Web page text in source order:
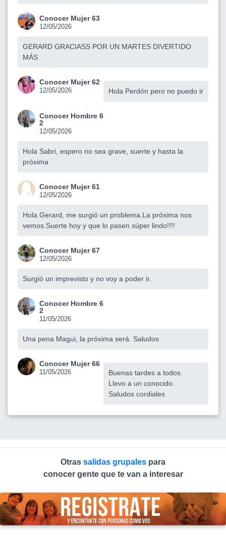
Conocer Mujer 63
12/05/2026
GERARD GRACIASS POR UN MARTES DIVERTIDO
MÁS
Conocer Mujer 62
12/05/2026 Hola Perdón pero no puedo ir
Conocer Hombre 6
2
12/05/2026
Hola Sabri, espero no sea grave, suerte y hasta la
próxima
Conocer Mujer 61
12/05/2026
Hola Gerard, me surgió un problema.La próxima nos
vemos.Suerte hoy y que lo pasen súper lindo!!!!
Conocer Mujer 67
12/05/2026
Surgió un imprevisto y no voy a poder ir.
Conocer Hombre 6
2
11/05/2026
Una pena Magui, la próxima será. Saludos
Conocer Mujer 66
11/05/2026
Buenas tardes a todos.
Llevo a un conocido.
Saludos cordiales
Otras salidas grupales para
conocer gente que te van a interesar